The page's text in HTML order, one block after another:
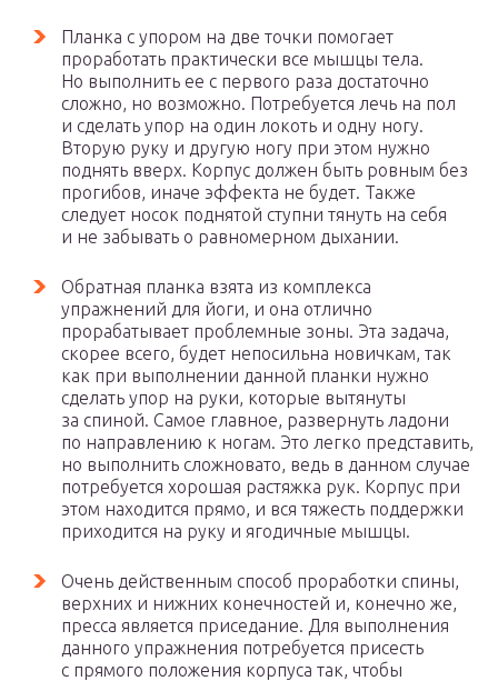
Планка с упором на две точки помогает
проработать практически все мышцы тела.
Но выполнить ее с первого раза достаточно
сложно, но возможно. Потребуется лечь на пол
и сделать упор на один локоть и одну ногу.
Вторую руку и другую ногу при этом нужно
поднять вверх. Корпус должен быть ровным без
прогибов, иначе эффекта не будет. Также
следует носок поднятой ступни тянуть на себя
и не забывать о равномерном дыхании.
Обратная планка взята из комплекса
упражнений для йоги, и она отлично
прорабатывает проблемные зоны. Эта задача,
скорее всего, будет непосильна новичкам, так
как при выполнении данной планки нужно
сделать упор на руки, которые вытянуты
за спиной. Самое главное, развернуть ладони
по направлению к ногам. Это легко представить,
но выполнить сложновато, ведь в данном случае
потребуется хорошая растяжка рук. Корпус при
этом находится прямо, и вся тяжесть поддержки
приходится на руку и ягодичные мышцы.
Очень действенным способ проработки спины,
верхних и нижних конечностей и, конечно же,
пресса является приседание. Для выполнения
данного упражнения потребуется присесть
с прямого положения корпуса так, чтобы